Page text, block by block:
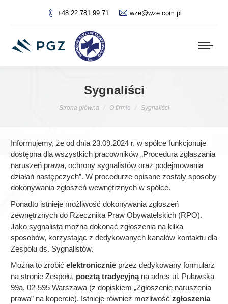
+48 22 781 99 71 wze@wze.com.pl
Sygnaliści
Jesteś tutaj:
Strona główna O firmie Sygnaliści
Informujemy, że od dnia 23.09.2024 r. w spółce funkcjonuje
dostępna dla wszystkich pracowników „Procedura zgłaszania
naruszeń prawa, ochrony sygnalistów oraz podejmowania
działań następczych”. W procedurze opisane zostały sposoby
dokonywania zgłoszeń wewnętrznych w spółce.
Ponadto istnieje możliwość dokonywania zgłoszeń
zewnętrznych do Rzecznika Praw Obywatelskich (RPO).
Jako sygnalista można dokonać zgłoszenia na kilka
sposobów, korzystając z dedykowanych kanałów kontaktu dla
Zespołu ds. Sygnalistów.
Można to zrobić elektronicznieprzez dedykowany formularz
na stronie Zespołu, pocztą tradycyjnąna adres ul. Puławska
99a, 02-595 Warszawa (z dopiskiem „Zgłoszenie naruszenia
prawa” na kopercie). Istnieje również możliwość zgłoszenia